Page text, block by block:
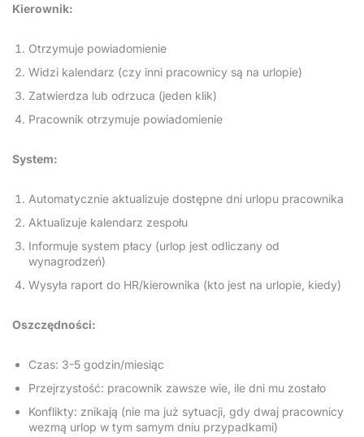
Kierownik:
Otrzymuje powiadomienie
Widzi kalendarz (czy inni pracownicy są na urlopie)
Zatwierdza lub odrzuca (jeden klik)
Pracownik otrzymuje powiadomienie
System:
Automatycznie aktualizuje dostępne dni urlopu pracownika
Aktualizuje kalendarz zespołu
Informuje system płacy (urlop jest odliczany od
wynagrodzeń)
Wysyła raport do HR/kierownika (kto jest na urlopie, kiedy)
Oszczędności:
Czas: 3-5 godzin/miesiąc
Przejrzystość: pracownik zawsze wie, ile dni mu zostało
Konflikty: znikają (nie ma już sytuacji, gdy dwaj pracownicy
wezmą urlop w tym samym dniu przypadkami)